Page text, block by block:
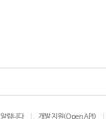
알립니다 개발 지원(Open API)